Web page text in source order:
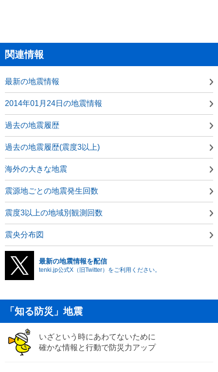
関連情報
最新の地震情報
2014年01月24日の地震情報
過去の地震履歴
過去の地震履歴(震度3以上)
海外の大きな地震
震源地ごとの地震発生回数
震度3以上の地域別観測回数
震央分布図
最新の地震情報を配信
tenki.jp公式X（旧Twitter）をご利用ください。
「知る防災」地震
いざという時にあわてないために
確かな情報と行動で防災力アップ